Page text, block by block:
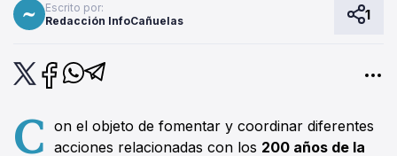
Escrito por:
Redacción InfoCañuelas
1
C
on el objeto de fomentar y coordinar diferentes
acciones relacionadas con los 200 años de la